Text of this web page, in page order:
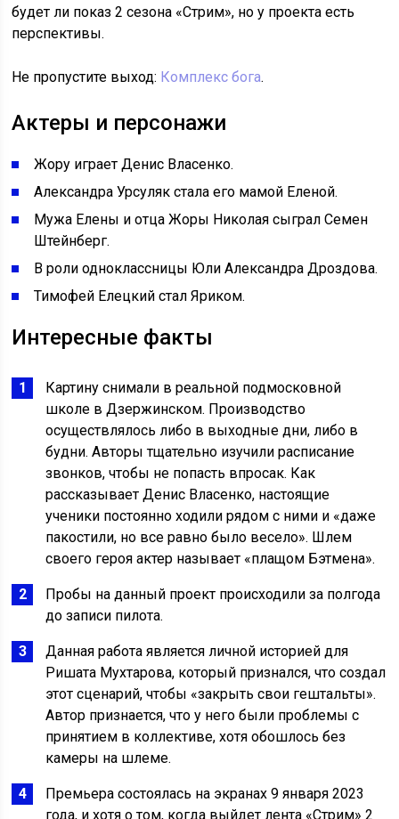
будет ли показ 2 сезона «Стрим», но у проекта есть
перспективы.
Не пропустите выход: Комплекс бога.
Актеры и персонажи
Жору играет Денис Власенко.
Александра Урсуляк стала его мамой Еленой.
Мужа Елены и отца Жоры Николая сыграл Семен
Штейнберг.
В роли одноклассницы Юли Александра Дроздова.
Тимофей Елецкий стал Яриком.
Интересные факты
Картину снимали в реальной подмосковной
школе в Дзержинском. Производство
осуществлялось либо в выходные дни, либо в
будни. Авторы тщательно изучили расписание
звонков, чтобы не попасть впросак. Как
рассказывает Денис Власенко, настоящие
ученики постоянно ходили рядом с ними и «даже
пакостили, но все равно было весело». Шлем
своего героя актер называет «плащом Бэтмена».
Пробы на данный проект происходили за полгода
до записи пилота.
Данная работа является личной историей для
Ришата Мухтарова, который признался, что создал
этот сценарий, чтобы «закрыть свои гештальты».
Автор признается, что у него были проблемы с
принятием в коллективе, хотя обошлось без
камеры на шлеме.
Премьера состоялась на экранах 9 января 2023
года, и хотя о том, когда выйдет лента «Стрим» 2